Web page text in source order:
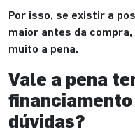
Por isso, se existir a
maior antes da
muito a pena.
Vale a pena
dúvidas?